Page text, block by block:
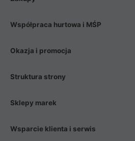
Współpraca hurtowa i MŚP
Okazja i promocja
Struktura strony
Sklepy marek
Wsparcie klienta i serwis